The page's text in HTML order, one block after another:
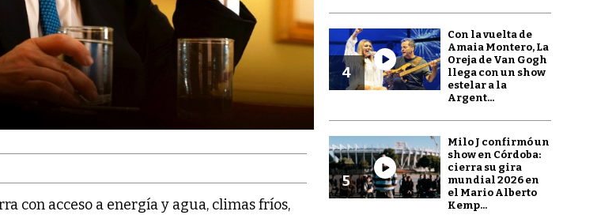
con acceso a energía y agua, climas fríos,
4
Con la vuelta de
Amaia Montero, La
Oreja de Van Gogh
llega con un show
estelar a la
Argent...
5
Milo J confirmó un
show en Córdoba:
cierra su gira
mundial 2026 en
el Mario Alberto
Kemp...